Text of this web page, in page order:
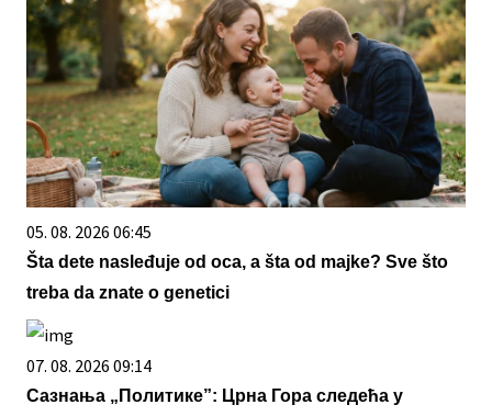
05. 08. 2026 06:45
Šta dete nasleđuje od oca, a šta od majke? Sve što
treba da znate o genetici
07. 08. 2026 09:14
Сазнања „Политике”: Црна Гора следећа у